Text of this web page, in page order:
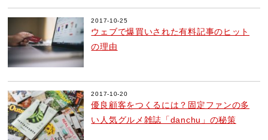
2017-10-25
ウェブで爆買いされた有料記事のヒット
の理由
2017-10-20
優良顧客をつくるには？固定ファンの多
い人気グルメ雑誌「danchu」の秘策